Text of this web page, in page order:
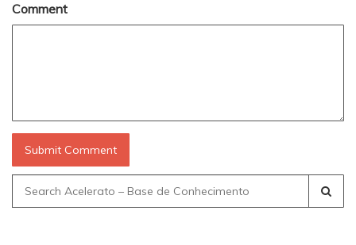
Comment
Search
for: